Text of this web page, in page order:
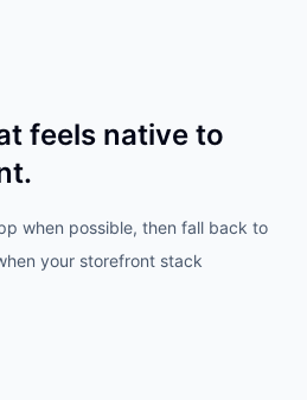
feels native to
when possible, then fall back to
your storefront stack